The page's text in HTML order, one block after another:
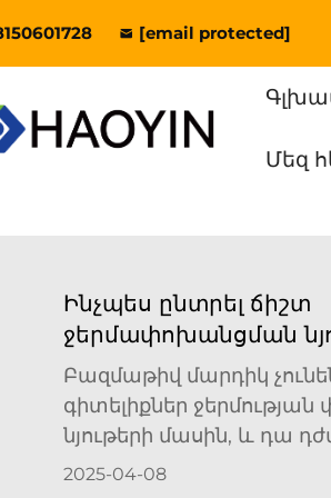
[email protected]
Մեզ
Ինչպես ընտրել ճիշտ
ջերմափոխանցման
մասնագետագրության
Բազմաթիվ մարդիկ
գիտելիքներ
նյութերի մասին, և դա
առաջացնում
2025-04-08